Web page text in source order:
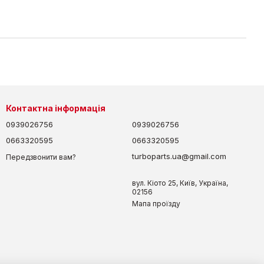
Контактна інформація
0939026756
0663320595
Передзвонити вам?
0939026756
0663320595
turboparts.ua@gmail.com
вул. Кіото 25, Київ, Україна,
02156
Мапа проїзду